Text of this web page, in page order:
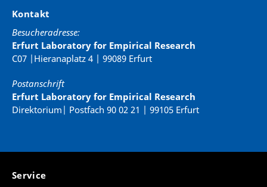
Kontakt
Besucheradresse:
Erfurt Laboratory for Empirical Research
C07 |Hieranaplatz 4 | 99089 Erfurt
Postanschrift
Erfurt Laboratory for Empirical Research
Direktorium| Postfach 90 02 21 | 99105 Erfurt
Service